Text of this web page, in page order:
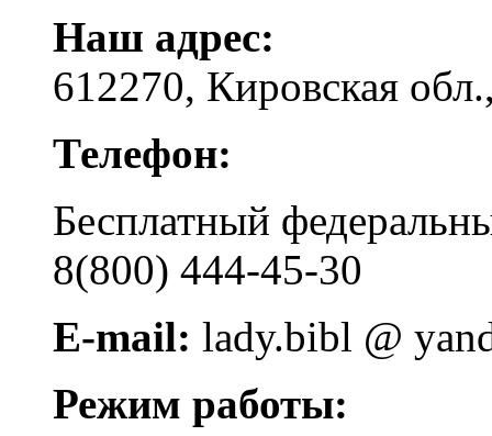
Наш адрес:
612270, Кировская
Телефон:
Бесплатный
8(800) 444-45-30
E-mail: lady.bibl @
Режим работы: